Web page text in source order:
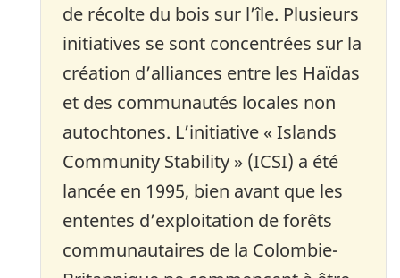
de récolte du bois sur l’île. Plusieurs
initiatives se sont concentrées sur la
création d’alliances entre les Haïdas
et des communautés locales non
autochtones. L’initiative « Islands
Community Stability » (ICSI) a été
lancée en 1995, bien avant que les
ententes d’exploitation de forêts
communautaires de la Colombie-